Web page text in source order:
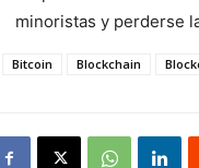
minoristas y perderse
Bitcoin Blockchain